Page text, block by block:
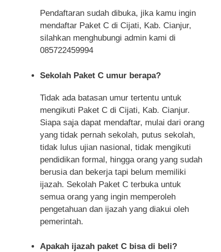
Pendaftaran sudah dibuka, jika kamu ingin
mendaftar Paket C di Cijati, Kab. Cianjur,
silahkan menghubungi admin kami di
085722459994
Sekolah Paket C umur berapa?
Tidak ada batasan umur tertentu untuk
mengikuti Paket C di Cijati, Kab. Cianjur.
Siapa saja dapat mendaftar, mulai dari orang
yang tidak pernah sekolah, putus sekolah,
tidak lulus ujian nasional, tidak mengikuti
pendidikan formal, hingga orang yang sudah
berusia dan bekerja tapi belum memiliki
ijazah. Sekolah Paket C terbuka untuk
semua orang yang ingin memperoleh
pengetahuan dan ijazah yang diakui oleh
pemerintah.
Apakah ijazah paket C bisa di beli?